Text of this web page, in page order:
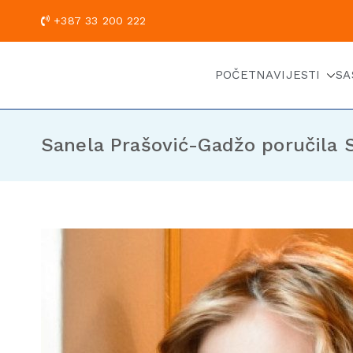
+387 33 200
POČETNAVIJESTI
Sanela Prašović-Gadžo poručila